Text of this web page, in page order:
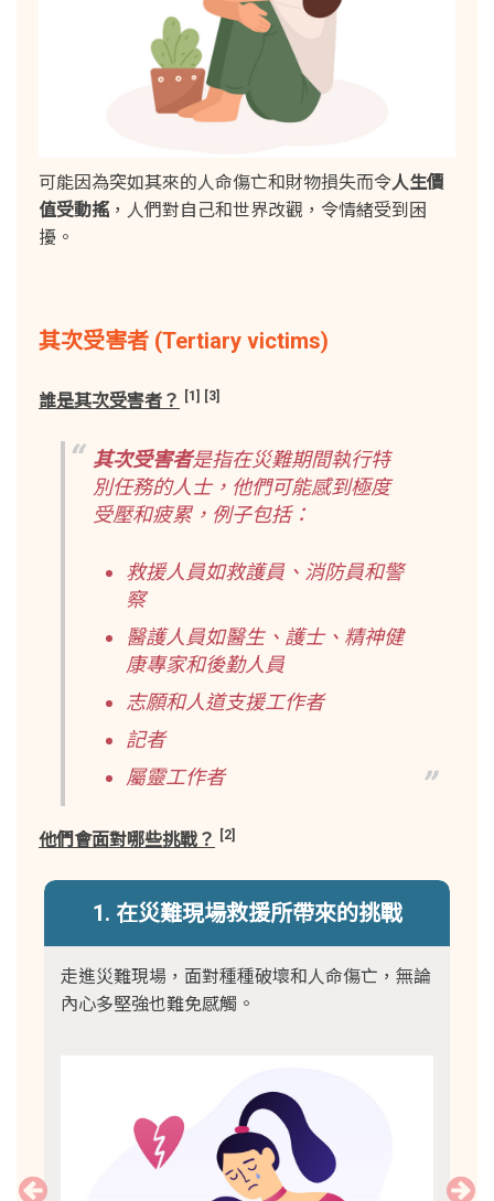
可能因為突如其來的人命傷亡和財物損失而令人生價
值受動搖 ，人們對自己和世界改觀，令情緒受到困
擾。
其次受害者 (Tertiary victims)
誰是其次受害者？ [1] [3]
其次受害者是指在災難期間執行特
別任務的人士，他們可能感到極度
受壓和疲累，例子包括：
救援人員如救護員、消防員和警
察
醫護人員如醫生、護士、精神健
康專家和後勤人員
志願和人道支援工作者
記者
屬靈工作者
他們會面對哪些挑戰？ [2]
1. 在災難現場救援所帶來的挑戰
走進災難現場，面對種種破壞和人命傷亡，無論
內心多堅強也難免感觸。